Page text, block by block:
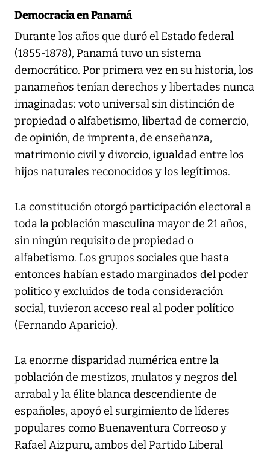
Democracia en Panamá
Durante los años que duró el Estado federal
(1855-1878), Panamá tuvo un sistema
democrático. Por primera vez en su historia, los
panameños tenían derechos y libertades nunca
imaginadas: voto universal sin distinción de
propiedad o alfabetismo, libertad de comercio,
de opinión, de imprenta, de enseñanza,
matrimonio civil y divorcio, igualdad entre los
hijos naturales reconocidos y los legítimos.
La constitución otorgó participación electoral a
toda la población masculina mayor de 21 años,
sin ningún requisito de propiedad o
alfabetismo. Los grupos sociales que hasta
entonces habían estado marginados del poder
político y excluidos de toda consideración
social, tuvieron acceso real al poder político
(Fernando Aparicio).
La enorme disparidad numérica entre la
población de mestizos, mulatos y negros del
arrabal y la élite blanca descendiente de
españoles, apoyó el surgimiento de líderes
populares como Buenaventura Correoso y
Rafael Aizpuru, ambos del Partido Liberal